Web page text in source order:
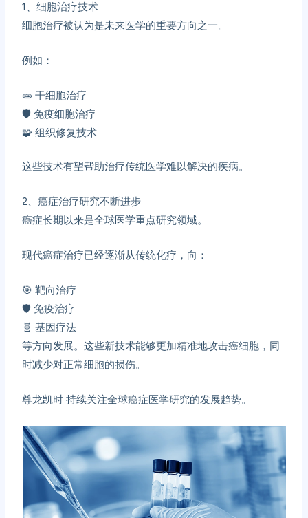
1、细胞治疗技术
细胞治疗被认为是未来医学的重要方向之一。
例如：
🧫 干细胞治疗
🛡️ 免疫细胞治疗
🧩 组织修复技术
这些技术有望帮助治疗传统医学难以解决的疾病。
2、癌症治疗研究不断进步
癌症长期以来是全球医学重点研究领域。
现代癌症治疗已经逐渐从传统化疗，向：
🎯 靶向治疗
🛡️ 免疫治疗
🧬 基因疗法
等方向发展。这些新技术能够更加精准地攻击癌细胞，同
时减少对正常细胞的损伤。
尊龙凯时持续关注全球癌症医学研究的发展趋势。